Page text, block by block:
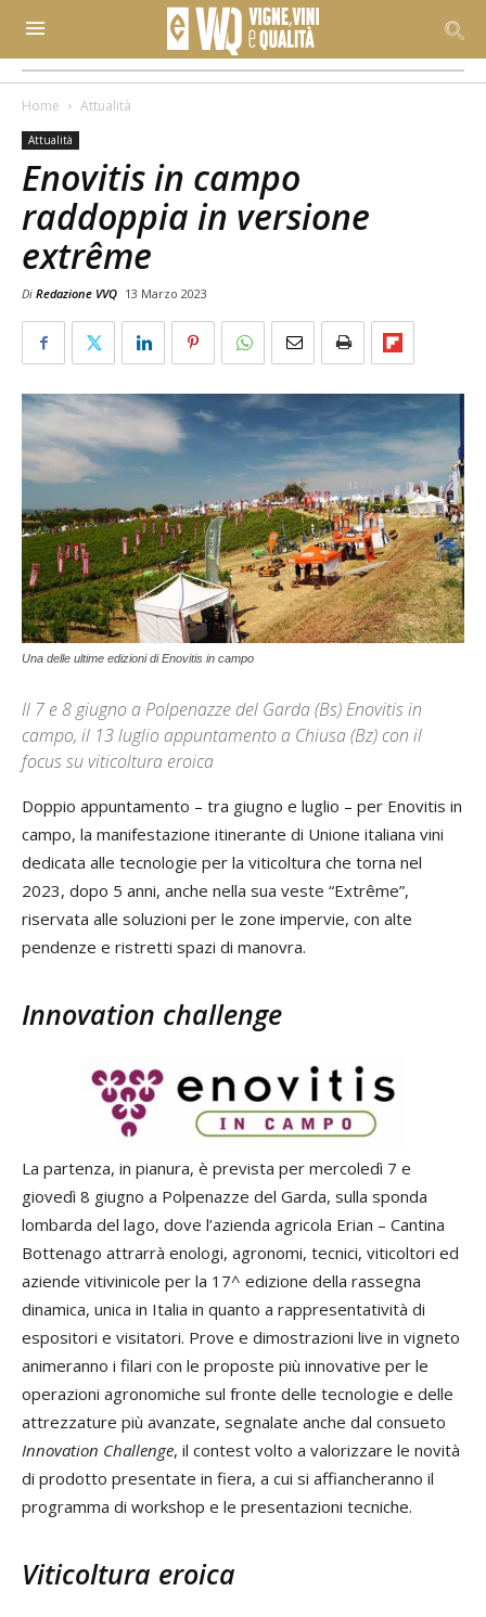
Home Attualità
Attualità
Enovitis in campo
raddoppia in versione
extrême
Di Redazione VVQ 13 Marzo 2023
Una delle ultime edizioni di Enovitis in campo
Il 7 e 8 giugno a Polpenazze del Garda (Bs) Enovitis in
campo, il 13 luglio appuntamento a Chiusa (Bz) con il
focus su viticoltura eroica
Doppio appuntamento – tra giugno e luglio – per Enovitis in
campo, la manifestazione itinerante di Unione italiana vini
dedicata alle tecnologie per la viticoltura che torna nel
2023, dopo 5 anni, anche nella sua veste “Extrême”,
riservata alle soluzioni per le zone impervie, con alte
pendenze e ristretti spazi di manovra.
Innovation challenge
La partenza, in pianura, è prevista per mercoledì 7 e
giovedì 8 giugno a Polpenazze del Garda, sulla sponda
lombarda del lago, dove l’azienda agricola Erian – Cantina
Bottenago attrarrà enologi, agronomi, tecnici, viticoltori ed
aziende vitivinicole per la 17^ edizione della rassegna
dinamica, unica in Italia in quanto a rappresentatività di
espositori e visitatori. Prove e dimostrazioni live in vigneto
animeranno i filari con le proposte più innovative per le
operazioni agronomiche sul fronte delle tecnologie e delle
attrezzature più avanzate, segnalate anche dal consueto
Innovation Challenge, il contest volto a valorizzare le novità
di prodotto presentate in fiera, a cui si affiancheranno il
programma di workshop e le presentazioni tecniche.
Viticoltura eroica